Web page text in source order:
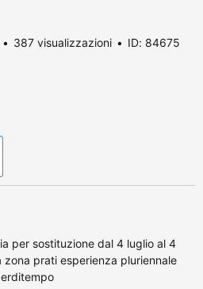
387 visualizzazioni ID: 84675
per sostituzione dal 4 luglio al 4
prati esperienza pluriennale